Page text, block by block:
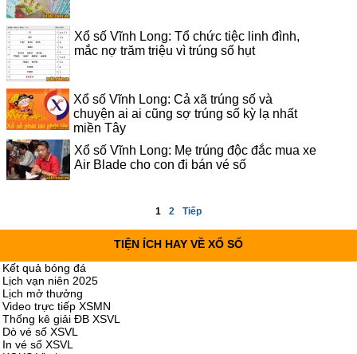
Xổ số Vĩnh Long: Tổ chức tiệc linh đình,
mắc nợ trăm triệu vì trúng số hụt
Xổ số Vĩnh Long: Cả xã trúng số và
chuyện ai ai cũng sợ trúng số kỳ lạ nhất
miền Tây
Xổ số Vĩnh Long: Mẹ trúng độc đắc mua xe
Air Blade cho con đi bán vé số
1 2 Tiếp
TIỆN ÍCH HAY VỀ XỔ SỐ
Kết quả bóng đá
Lịch vạn niên 2025
Lịch mở thưởng
Video trực tiếp XSMN
Thống kê giải ĐB XSVL
Dò vé số XSVL
In vé số XSVL